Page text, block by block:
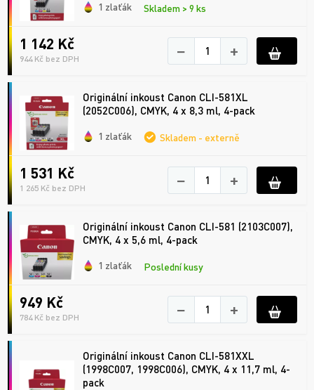
1 zlaťák Skladem > 9 ks
1 142 Kč
944 Kč bez DPH − +
Originální inkoust Canon CLI-581XL
(2052C006), CMYK, 4 x 8,3 ml, 4-pack
1 zlaťák Skladem - externě
1 531 Kč
1 265 Kč bez DPH − +
Originální inkoust Canon CLI-581 (2103C007),
CMYK, 4 x 5,6 ml, 4-pack
1 zlaťák Poslední kusy
949 Kč
784 Kč bez DPH − +
Originální inkoust Canon CLI-581XXL
(1998C007, 1998C006), CMYK, 4 x 11,7 ml, 4-
pack